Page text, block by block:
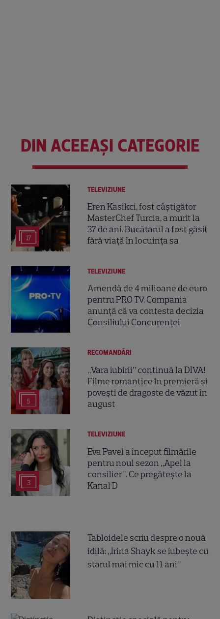
DIN ACEEAȘI CATEGORIE
17
TELEVIZIUNE
Eren Kasikci, fost câștigător
MasterChef Turcia, a murit la
37 de ani. Bucătarul a fost găsit
fără viață în locuința sa
TELEVIZIUNE
Amendă de 4 milioane de euro
pentru PRO TV. Compania
anunță că va contesta decizia
Consiliului Concurenței
5
RECOMANDĂRI
„Vara iubirii” continuă la DIVA!
Filme romantice în premieră și
povești de dragoste de văzut în
august
3
TELEVIZIUNE
Eva Pavel a început filmările
pentru noul sezon „Apel la
consilier”. Ce pregătește la
Kanal D
Tabloidele scriu despre o nouă
idilă: „Irina Shayk se iubește cu
starul mai mic cu 11 ani”